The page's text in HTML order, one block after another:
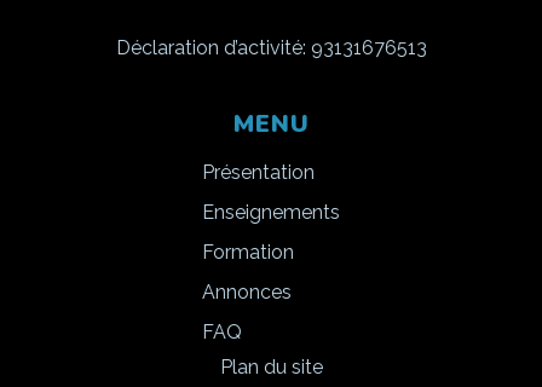
Déclaration d’activité: 93131676513
MENU
Présentation
Enseignements
Formation
Annonces
FAQ
Plan du site